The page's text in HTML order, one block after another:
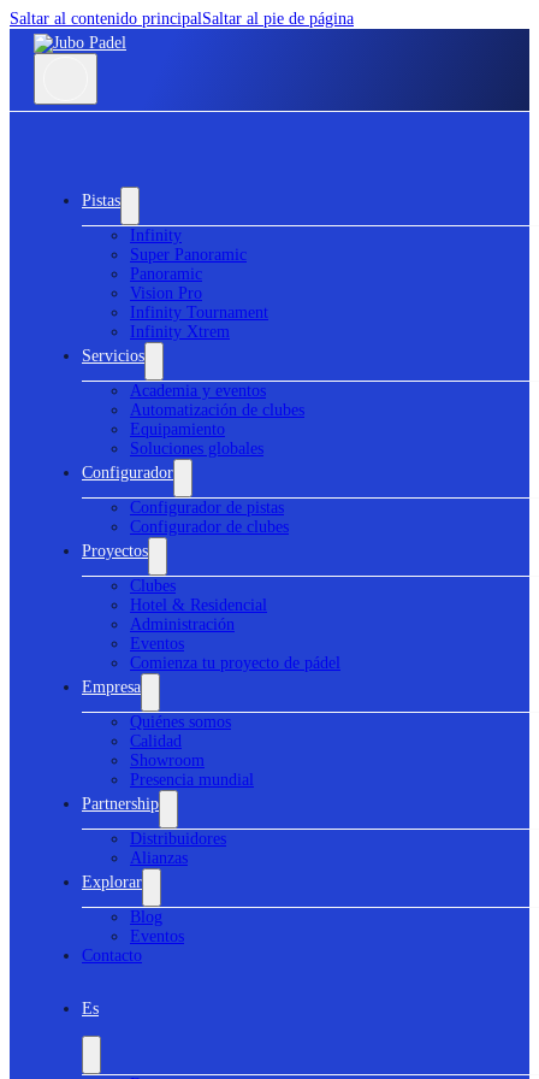
Saltar al contenido principalSaltar al pie de página
Pistas
Infinity
Super Panoramic
Panoramic
Vision Pro
Infinity Tournament
Infinity Xtrem
Servicios
Academia y eventos
Automatización de clubes
Equipamiento
Soluciones globales
Configurador
Configurador de pistas
Configurador de clubes
Proyectos
Clubes
Hotel & Residencial
Administración
Eventos
Comienza tu proyecto de pádel
Empresa
Quiénes somos
Calidad
Showroom
Presencia mundial
Partnership
Distribuidores
Alianzas
Explorar
Blog
Eventos
Contacto
Es